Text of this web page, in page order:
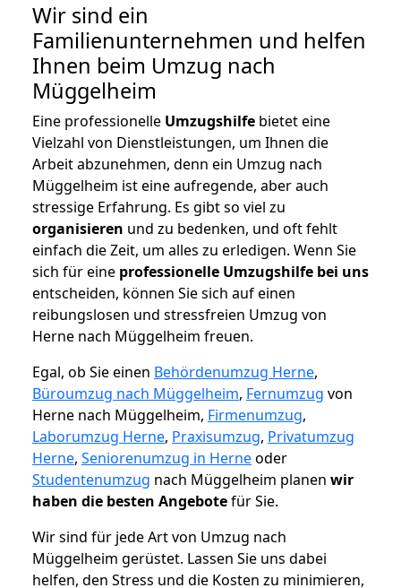
Wir sind ein
Familienunternehmen und helfen
Ihnen beim Umzug nach
Müggelheim
Eine professionelle Umzugshilfe bietet eine
Vielzahl von Dienstleistungen, um Ihnen die
Arbeit abzunehmen, denn ein Umzug nach
Müggelheim ist eine aufregende, aber auch
stressige Erfahrung. Es gibt so viel zu
organisieren und zu bedenken, und oft fehlt
einfach die Zeit, um alles zu erledigen. Wenn Sie
sich für eine professionelle Umzugshilfe bei uns
entscheiden, können Sie sich auf einen
reibungslosen und stressfreien Umzug von
Herne nach Müggelheim freuen.
Egal, ob Sie einen Behördenumzug Herne,
Büroumzug nach Müggelheim, Fernumzug von
Herne nach Müggelheim, Firmenumzug,
Laborumzug Herne, Praxisumzug, Privatumzug
Herne, Seniorenumzug in Herneoder
Studentenumzug nach Müggelheim planen wir
haben die besten Angebotefür Sie.
Wir sind für jede Art von Umzug nach
Müggelheim gerüstet. Lassen Sie uns dabei
helfen, den Stress und die Kosten zu minimieren,